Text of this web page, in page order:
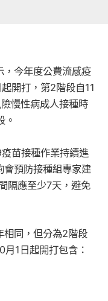
今年度公費流感疫
開打，第2階段自11
慢性病成人接種時
。
苗接種作業持續進
會預防接種組專家建
隔應至少7天，避免
相同，但分為2階段
1日起開打包含：